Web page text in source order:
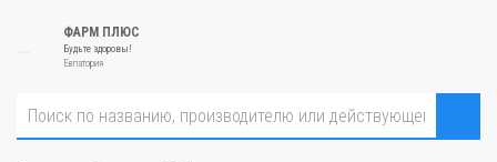
ФАРМ ПЛЮС
Будьте здоровы!
Евпатория